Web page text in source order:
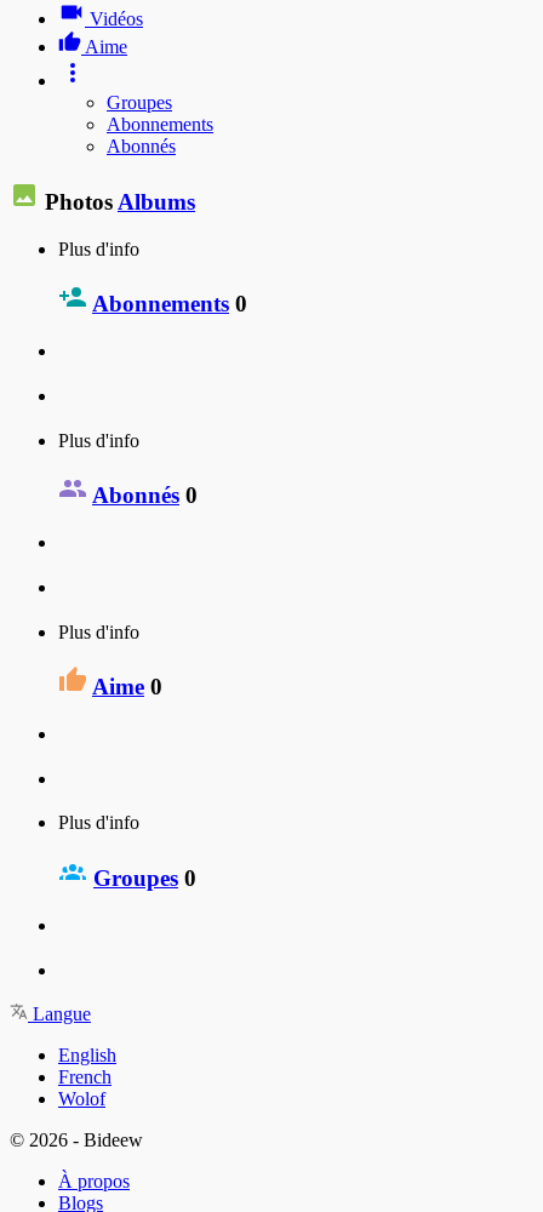
Vidéos
Aime
Groupes
Abonnements
Abonnés
Photos Albums
Plus d'info
Abonnements 0
Plus d'info
Abonnés 0
Plus d'info
Aime 0
Plus d'info
Groupes 0
Langue
English
French
Wolof
© 2026 - Bideew
À propos
Blogs